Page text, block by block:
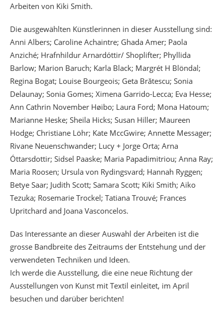
Arbeiten von Kiki Smith.
Die ausgewählten Künstlerinnen in dieser Ausstellung sind:
Anni Albers; Caroline Achaintre; Ghada Amer; Paola
Anziché; Hrafnhildur Arnardóttir/ Shoplifter; Phyllida
Barlow; Marion Baruch; Karla Black; Margrét H Blöndal;
Regina Bogat; Louise Bourgeois; Geta Brătescu; Sonia
Delaunay; Sonia Gomes; Ximena Garrido-Lecca; Eva Hesse;
Ann Cathrin November Høibo; Laura Ford; Mona Hatoum;
Marianne Heske; Sheila Hicks; Susan Hiller; Maureen
Hodge; Christiane Löhr; Kate MccGwire; Annette Messager;
Rivane Neuenschwander; Lucy + Jorge Orta; Arna
Óttarsdottir; Sidsel Paaske; Maria Papadimitriou; Anna Ray;
Maria Roosen; Ursula von Rydingsvard; Hannah Ryggen;
Betye Saar; Judith Scott; Samara Scott; Kiki Smith; Aiko
Tezuka; Rosemarie Trockel; Tatiana Trouvé; Frances
Upritchard and Joana Vasconcelos.
Das Interessante an dieser Auswahl der Arbeiten ist die
grosse Bandbreite des Zeitraums der Entstehung und der
verwendeten Techniken und Ideen.
Ich werde die Ausstellung, die eine neue Richtung der
Ausstellungen von Kunst mit Textil einleitet, im April
besuchen und darüber berichten!